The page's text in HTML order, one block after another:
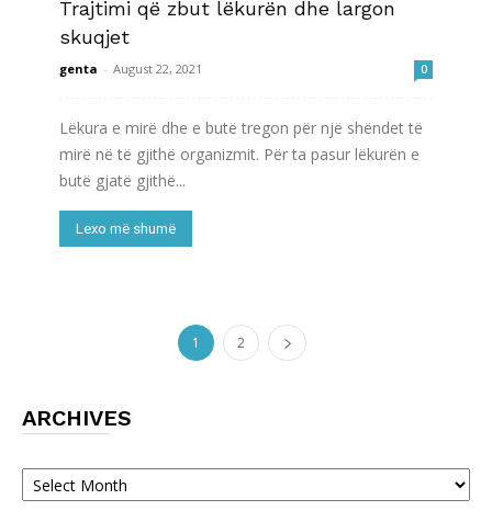
Trajtimi që zbut lëkurën dhe largon
skuqjet
genta - August 22, 2021 0
Lëkura e mirë dhe e butë tregon për një shëndet të
mirë në të gjithë organizmit. Për ta pasur lëkurën e
butë gjatë gjithë...
Lexo më shumë
1 2
ARCHIVES
Archives